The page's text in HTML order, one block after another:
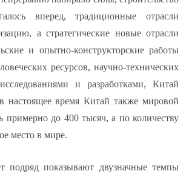
вперед, традиционные отрасли
а стратегические новые отрасли
и опытно-конструкторские работы
ресурсов, научно-технических
и разработками, Китай
настоящее время Китай также мировой
примерно до 400 тысяч, а по количеству
место в мире.
подряд показывают двузначные темпы